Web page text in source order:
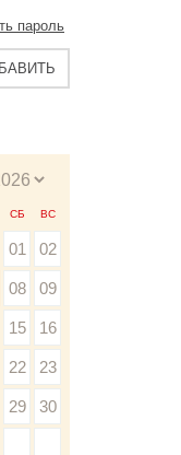
пароль
СБ ВС
01 02
08 09
15 16
22 23
29 30